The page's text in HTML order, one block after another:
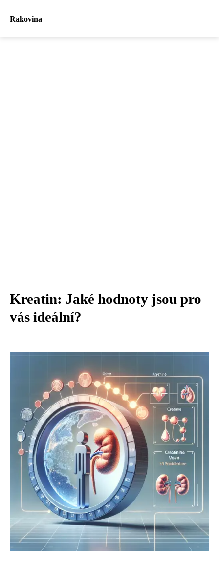
Rakovina
Kreatin: Jaké hodnoty jsou pro
vás ideální?